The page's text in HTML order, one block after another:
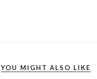
YOU MIGHT ALSO LIKE